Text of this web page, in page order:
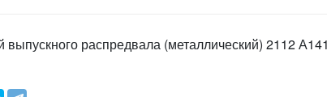
выпускного распредвала (металлический) 2112 А141